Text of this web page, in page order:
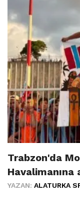
Trabzon'da
Havalimanına
YAZAN: ALATURKA